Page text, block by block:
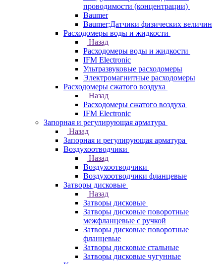
проводимости (концентрации)
Baumer
Baumer;Датчики физических величин
Расходомеры воды и жидкости
Назад
Расходомеры воды и жидкости
IFM Electronic
Ультразвуковые расходомеры
Электромагнитные расходомеры
Расходомеры сжатого воздуха
Назад
Расходомеры сжатого воздуха
IFM Electronic
Запорная и регулирующая арматура
Назад
Запорная и регулирующая арматура
Воздухоотводчики
Назад
Воздухоотводчики
Воздухоотводчики фланцевые
Затворы дисковые
Назад
Затворы дисковые
Затворы дисковые поворотные
межфланцевые с ручкой
Затворы дисковые поворотные
фланцевые
Затворы дисковые стальные
Затворы дисковые чугунные